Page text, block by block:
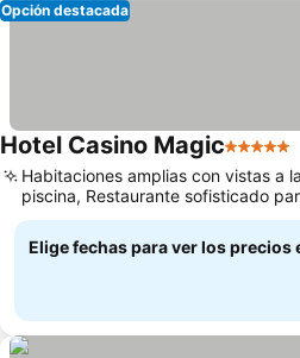
Opción destacada
Hotel Casino Magic5
Habitaciones amplias con vistas a la
piscina, Restaurante sofisticado
una cena de lujo
Elige fechas para ver los precios